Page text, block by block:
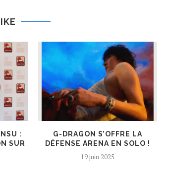
:
SUR
G-DRAGON S’OFFRE LA
DÉFENSE ARENA EN SOLO !
19 juin 2025